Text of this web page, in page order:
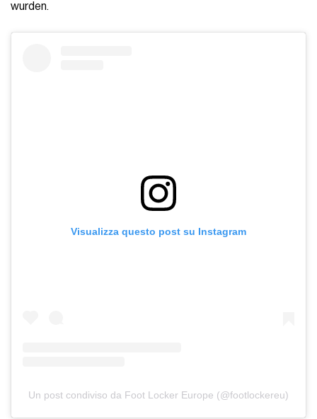
wurden.
Visualizza questo post su Instagram
Un post condiviso da Foot Locker Europe (@footlockereu)